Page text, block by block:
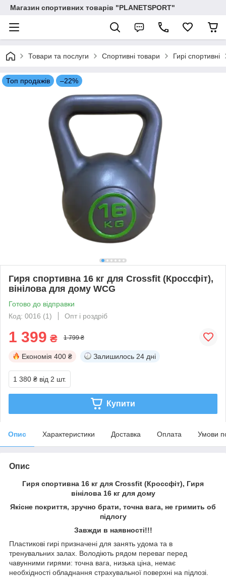
Магазин спортивних товарів "PLANETSPORT"
Товари та послуги Спортивні товари Гирі спортивні
Топ продажів –22%
Гиря спортивна 16 кг для Crossfit (Кроссфіт),
вінілова для дому WCG
Готово до відправки
Код: 0016 (1)
Опт і роздріб
1 399 ₴ 1 799 ₴
Економія 400 ₴ Залишилось 24 дні
1 380 ₴ від 2 шт.
Купити
Опис Характеристики Доставка Оплата Умови
Опис
Гиря спортивна 16 кг для Crossfit (Кроссфіт), Гиря
вінілова 16 кг для дому
Якісне покриття, зручно брати, точна вага, не гримить об
підлогу
Завжди в наявності!!!
Пластикові гирі призначені для занять удома та в
тренувальних залах. Володіють рядом переваг перед
чавунними гирями: точна вага, низька ціна, немає
необхідності обладнання страхувальної поверхні на підлозі.